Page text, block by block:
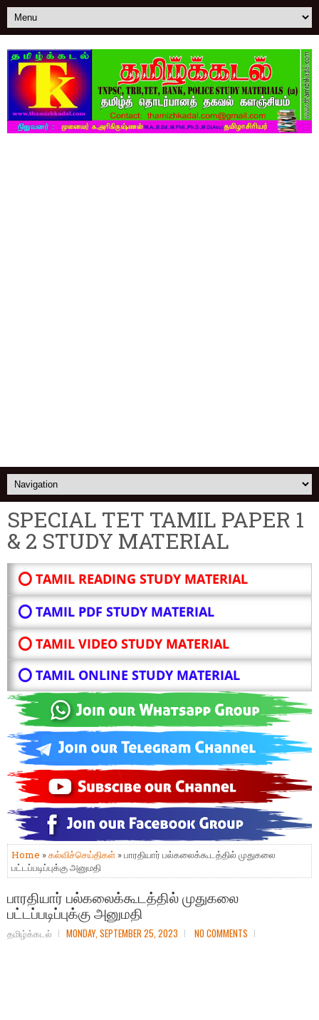
SPECIAL TET TAMIL PAPER 1
& 2 STUDY MATERIAL
⭕ TAMIL READING STUDY MATERIAL
⭕ TAMIL PDF STUDY MATERIAL
⭕ TAMIL VIDEO STUDY MATERIAL
⭕ TAMIL ONLINE STUDY MATERIAL
Home »கல்விச்செய்திகள் » பாரதியார் பல்கலைக்கூடத்தில் முதுகலை
பட்டப்படிப்புக்கு அனுமதி
பாரதியார் பல்கலைக்கூடத்தில் முதுகலை
பட்டப்படிப்புக்கு அனுமதி
தமிழ்க்கடல் MONDAY, SEPTEMBER 25, 2023 NO COMMENTS